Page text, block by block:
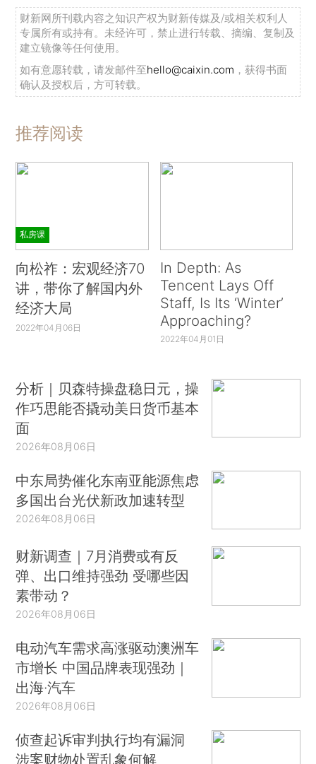
财新网所刊载内容之知识产权为财新传媒及/或相关权利人
专属所有或持有。未经许可，禁止进行转载、摘编、复制及
建立镜像等任何使用。
如有意愿转载，请发邮件至hello@caixin.com ，获得书面
确认及授权后，方可转载。
推荐阅读
私房课
向松祚：宏观经济70
讲，带你了解国内外
经济大局
2022年04月06日
In Depth: As
Tencent Lays Off
Staff, Is Its ‘Winter’
Approaching?
2022年04月01日
分析｜贝森特操盘稳日元，操
作巧思能否撬动美日货币基本
面
2026年08月06日
中东局势催化东南亚能源焦虑
多国出台光伏新政加速转型
2026年08月06日
财新调查｜7月消费或有反
弹、出口维持强劲 受哪些因
素带动？
2026年08月06日
电动汽车需求高涨驱动澳洲车
市增长 中国品牌表现强劲｜
出海·汽车
2026年08月06日
侦查起诉审判执行均有漏洞
涉案财物处置乱象何解